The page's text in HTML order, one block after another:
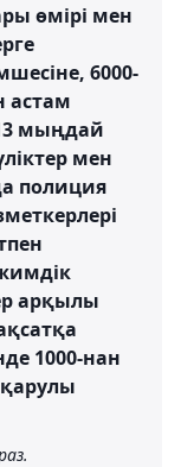
өмірі мен
6000-
астам
мыңдай
мен
полиция
арқылы
1000-нан